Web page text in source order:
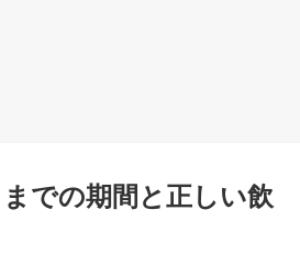
での期間と正しい飲